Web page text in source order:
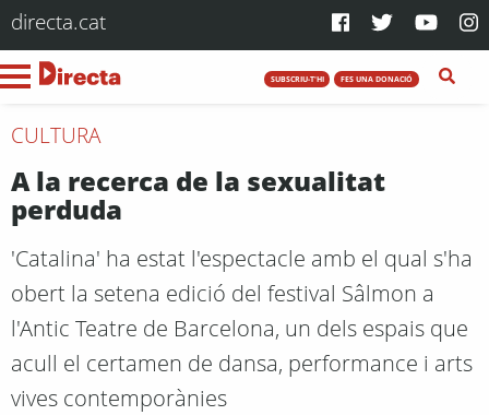
directa.cat
SUBSCRIU-T'HI FES UNA DONACIÓ
CULTURA
A la recerca de la sexualitat
perduda
'Catalina' ha estat l'espectacle amb el qual s'ha
obert la setena edició del festival Sâlmon a
l'Antic Teatre de Barcelona, un dels espais que
acull el certamen de dansa, performance i arts
vives contemporànies